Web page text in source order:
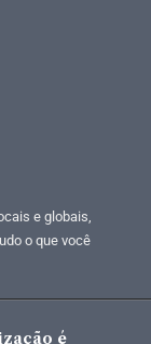
e globais,
o que você
é